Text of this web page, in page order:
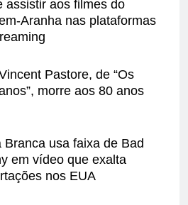
assistir aos filmes do
Aranha nas plataformas
Pastore, de “Os
morre aos 80 anos
Branca usa faixa de Bad
em vídeo que exalta
nos EUA